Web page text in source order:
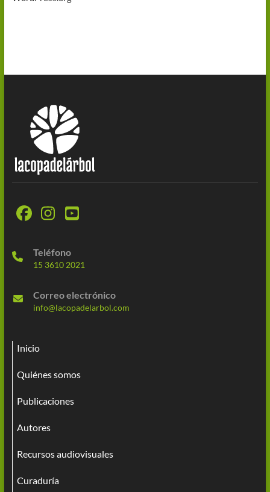
Teléfono
15 3610 2021
Correo electrónico
info@lacopadelarbol.com
Inicio
Quiénes somos
Publicaciones
Autores
Recursos audiovisuales
Curaduría